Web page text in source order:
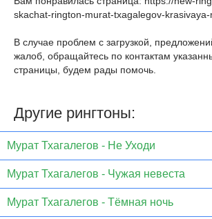
skachat-rington-murat-txagalegov-
В случае проблем с загрузкой,
жалоб, обращайтесь по контактам
страницы, будем рады помочь.
Другие рингтоны:
Мурат Тхагалегов - Не Уходи
Мурат Тхагалегов - Чужая невеста
Мурат Тхагалегов - Тёмная ночь